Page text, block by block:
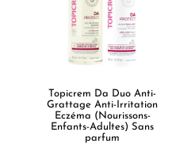
Topicrem Da Duo Anti-
Grattage Anti-Irritation
Eczéma (Nourissons-
Enfants-Adultes) Sans
parfum